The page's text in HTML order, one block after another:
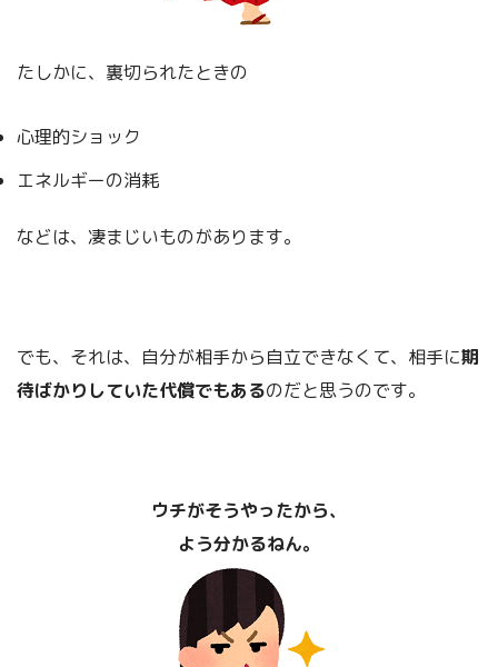
たしかに、裏切られたときの
心理的ショック
エネルギーの消耗
などは、凄まじいものがあります。
でも、それは、自分が相手から自立できなくて、相手に期
待ばかりしていた代償でもあるのだと思うのです。
ウチがそうやったから、
よう分かるねん。